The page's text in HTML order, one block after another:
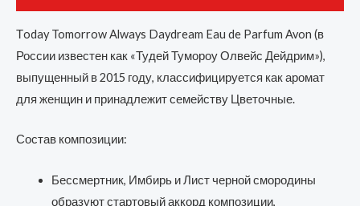
Тoday Tomorrow Always Daydream Eau de Parfum Avon (в
России известен как «Тудей Тумороу Олвейс Дейдрим»),
выпущенный в 2015 году, классифицируется как аромат
для женщин и принадлежит семейству Цветочные.
Состав композиции:
Бессмертник, Имбирь и Лист черной смородины
образуют стартовый аккорд композиции,